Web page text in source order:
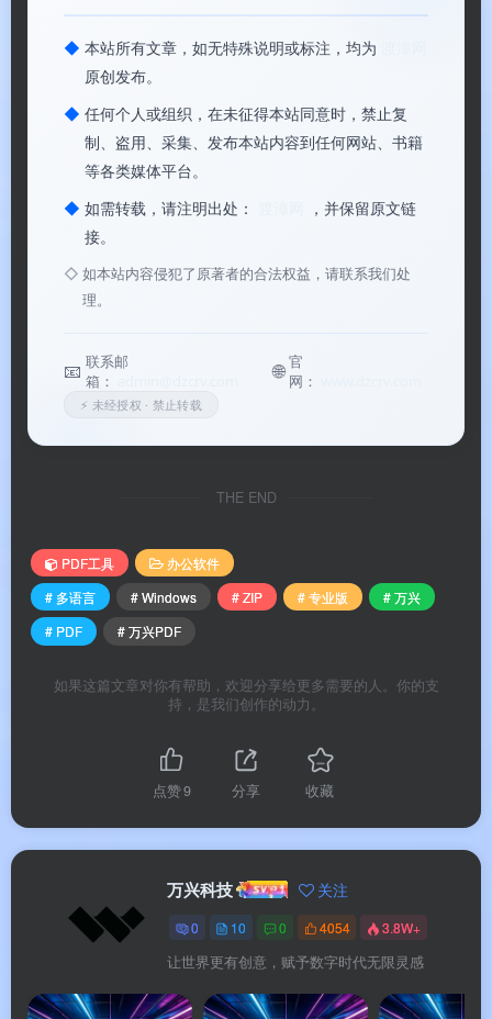
⚙️ 软件功能
📝PDF 全面编辑
：像编辑 Word 文档一样直接修
改文本、字体、颜色、大小，自由插入、调整、裁
剪图片，支持添加页眉页脚、水印、背景，可拆分
合并、旋转删除页面。
🔄多格式互转
PPT、图片（JPG/PNG/BMP/TIFF）、HTML、
原始排版。
🔍OCR 文字识别
：强大的光学字符识别引擎，支
进行数字签名，支持添加贝茨码编页、添加密文永
久擦除敏感信息，提供密码加密与权限设置。
📊 智能表单处理
支持创建、编辑、填写 PDF 表单，专业版可从填
写的表单中批量提取数据，自动表单识别与数据标
批量操作处理
：批量转换/压缩/添加水印/添加
增。
软件特色
✨ 软件特色
◆ 本站所有文章，如无特殊说明或标注，均为
原创发布。
◆ 任何个人或组织，在未征得本站同意时，禁止复
制、盗用、采集、发布本站内容到任何网站、书籍
等各类媒体平台。
◆ 如需转载，请注明出处：
，并保留原文链
接。
◇ 如本站内容侵犯了原著者的合法权益，请联系我们处
理。
📧 联系邮
箱：
🌐官
网：
⚡ 未经授权 · 禁止转载
THE END
PDF工具
办公软件
# 多语言
# Windows # ZIP # 专业版
# 万兴
# PDF
# 万兴PDF
如果这篇文章对你有帮助，欢迎分享给更多需要的人。你的支
持，是我们创作的动力。
点赞9 分享 收藏
万兴科技 关注
0 10 0 4054 3.8W+
让世界更有创意，赋予数字时代无限灵感